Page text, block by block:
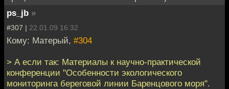
ps_jb »
#307 | 22.01.09 16:32
Кому: Матерый, #304
> А если так: Материалы к научно-практической
конференции "Особенности экологического
мониторинга береговой линии Баренцового моря".